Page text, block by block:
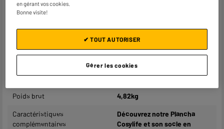
Plaques amovibles
Oui
Dimensions colis H 9,2 cm x L 33 cm x P 71,7 cm
Poids brut 4,82kg
Caractéristiques
complémentaires
Découvrez notre Plancha
Cosylife et son socle en
en gérant vos cookies.
Bonne visite!
Gérer les cookies
✔ TOUT AUTORISER